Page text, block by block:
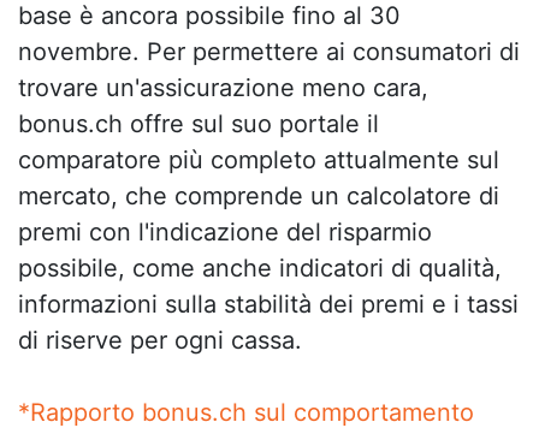
base è ancora possibile fino al 30
novembre. Per permettere ai consumatori di
trovare un'assicurazione meno cara,
bonus.ch offre sul suo portale il
comparatore più completo attualmente sul
mercato, che comprende un calcolatore di
premi con l'indicazione del risparmio
possibile, come anche indicatori di qualità,
informazioni sulla stabilità dei premi e i tassi
di riserve per ogni cassa.
*Rapporto bonus.ch sul comportamento